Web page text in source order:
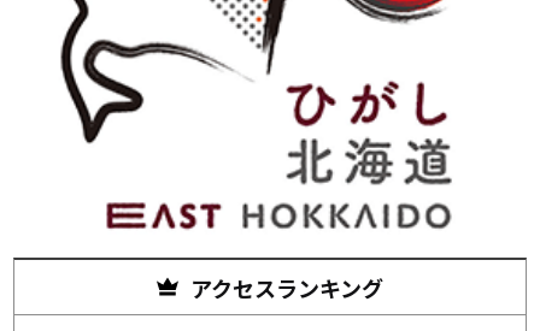
アクセスランキング